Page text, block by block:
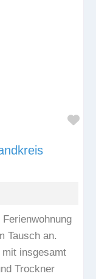
Tausch an.
insgesamt
Trockner